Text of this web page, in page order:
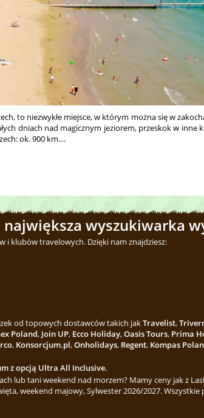
to niezwykłe miejsce, w którym można się w
dniach nad magicznym jeziorem, przeskok w
ok. 900 km....
wyszukiwarka
klubów travelowych. Dzięki nam znajdziesz:
od topowych dostawców takich jakTravelist,
Poland, Join UP, Ecco Holiday,Oasis Tours, Prima
, Konsorcjum.pl,Onholidays, Regent, Kompas
z opcją Ultra All Inclusive.
lub tani weekend nad morzem? Mamy ceny jak z
weekend majowy, Sylwester 2026/2027.